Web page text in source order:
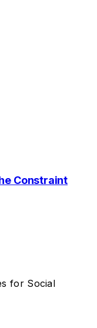
Constraint
for Social